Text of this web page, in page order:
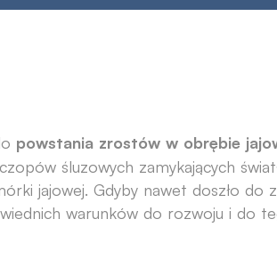
powstania zrostów w obrębie
śluzowych zamykających
jajowej. Gdyby nawet doszło do
warunków do rozwoju i do